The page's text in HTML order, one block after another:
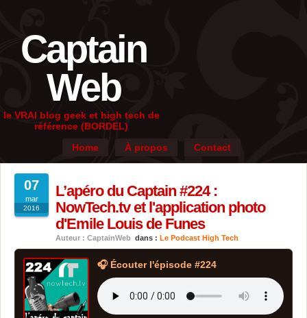
Captain
Web
le VRAI blog geek et high tech de
référence (BORDEL)
Home
À propos Contact
07
mar
2016
L’apéro du Captain #224 :
NowTech.tv et l'application photo
d'Emile Louis de Funes
Auteur : CaptainWeb dans : Le Podcast High Tech
🎧 Écouter l'épisode #224